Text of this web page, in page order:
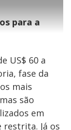
para a
US$ 60 a
fase da
mais
são
em
Já os